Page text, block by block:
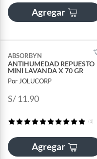
Agregar
ABSORBYN
ANTIHUMEDAD REPUESTO
MINI LAVANDA X 70 GR
Por JOLUCORP
S/ 11.90
(1)
Agregar